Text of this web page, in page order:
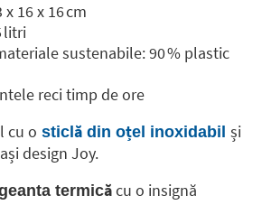
16 x 16 cm
litri
sustenabile: 90 % plastic
reci timp de ore
cu o sticlă din oțel inoxidabil și
design Joy.
termică cu o insignă